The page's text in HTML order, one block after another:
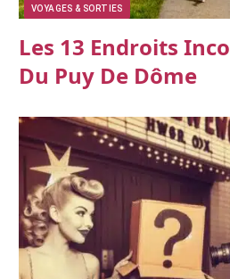
VOYAGES & SORTIES
Les 13 Endroits
Du Puy De Dôme